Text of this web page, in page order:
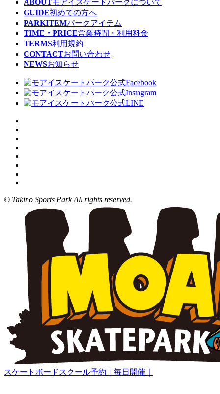
ABOUTモアイスケートパークについて
GUIDE初めての方へ
PARKITEMパークアイテム
TIME・PRICE営業時間・利用料金
TERMS利用規約
CONTACTお問い合わせ
NEWSお知らせ
© Takino Sports Park All rights reserved.
スケートボードスクール予約｜毎日開催｜